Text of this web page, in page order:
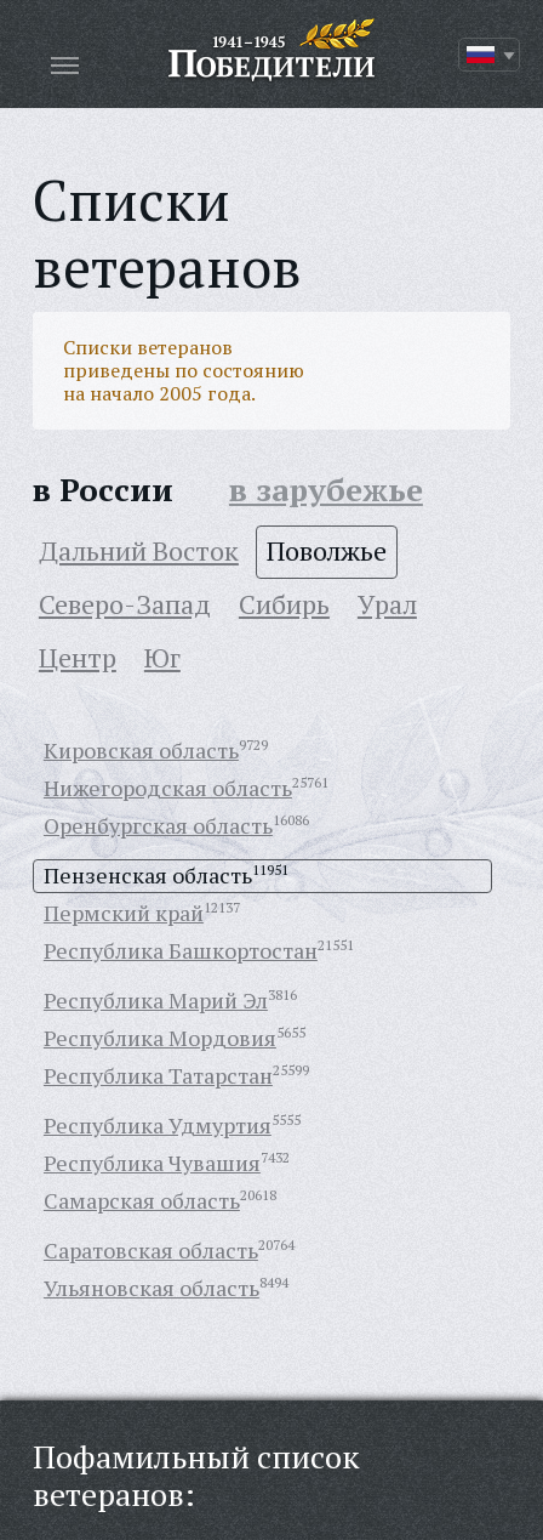
Списки
ветеранов
Списки ветеранов
приведены по состоянию
на начало 2005 года.
в России в зарубежье
Дальний Восток
Поволжье
Северо-Запад
Сибирь
Урал
Центр
Юг
Кировская область9729
Нижегородская область25761
Оренбургская область16086
Пензенская область11951
Пермский край 12137
Республика Башкортостан21551
Республика Марий Эл3816
Республика Мордовия5655
Республика Татарстан25599
Республика Удмуртия5555
Республика Чувашия7432
Самарская область20618
Саратовская область20764
Ульяновская область8494
Пофамильный список
ветеранов: